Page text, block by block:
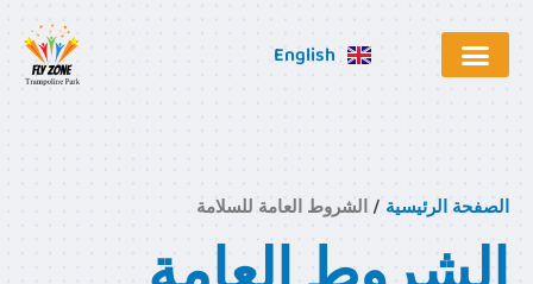
English
الصفحة الرئيسية / الشروط العامة للسلامة